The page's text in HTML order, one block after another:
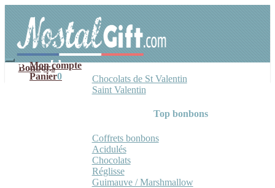
navigation
contenu
Mon compte
Panier0
Bonbons
Chocolats de St Valentin
Saint Valentin
Top bonbons
Coffrets bonbons
Acidulés
Chocolats
Réglisse
Guimauve / Marshmallow